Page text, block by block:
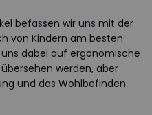
befassen wir uns mit der
von Kindern am besten
dabei auf ergonomische
werden, aber
und das Wohlbefinden